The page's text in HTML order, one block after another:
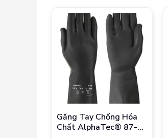
Găng Tay Chống Hóa
Chất AlphaTec® 87-